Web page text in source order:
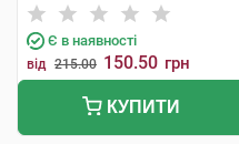
Є в наявності
від 215.00 150.50 грн
КУПИТИ